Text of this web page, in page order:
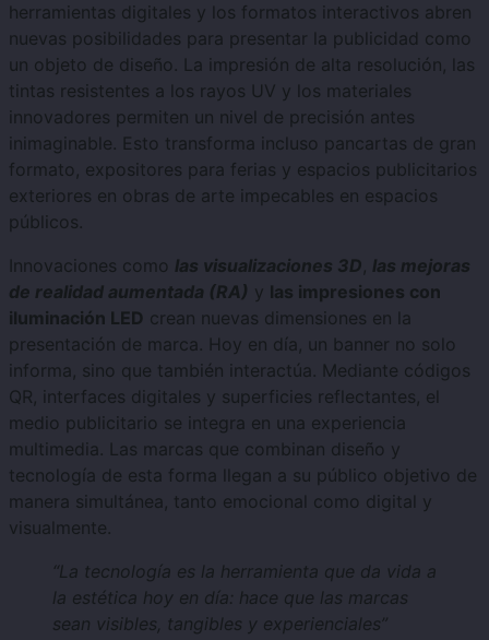
herramientas digitales y los formatos interactivos abren
nuevas posibilidades para presentar la publicidad como
un objeto de diseño. La impresión de alta resolución, las
tintas resistentes a los rayos UV y los materiales
innovadores permiten un nivel de precisión antes
inimaginable. Esto transforma incluso pancartas de gran
formato, expositores para ferias y espacios publicitarios
exteriores en obras de arte impecables en espacios
públicos.
Innovaciones como las visualizaciones 3D, las mejoras
de realidad aumentada (RA) y las impresiones con
iluminación LED crean nuevas dimensiones en la
presentación de marca. Hoy en día, un banner no solo
informa, sino que también interactúa. Mediante códigos
QR, interfaces digitales y superficies reflectantes, el
medio publicitario se integra en una experiencia
multimedia. Las marcas que combinan diseño y
tecnología de esta forma llegan a su público objetivo de
manera simultánea, tanto emocional como digital y
visualmente.
“La tecnología es la herramienta que da vida a
la estética hoy en día: hace que las marcas
sean visibles, tangibles y experienciales”